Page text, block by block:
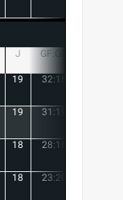
J GF:GC
19 32:18
19 31:19
18 28:16
18 23:20